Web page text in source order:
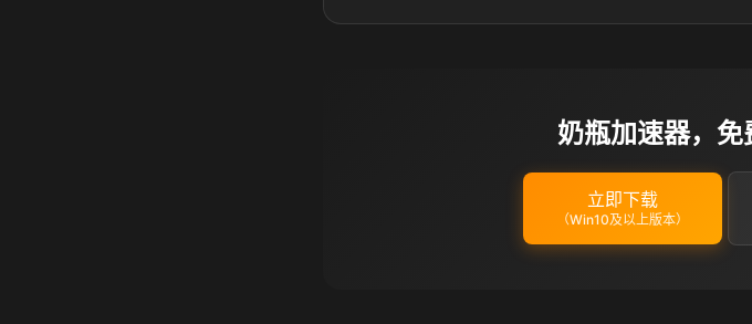
奶瓶加速器，
立即下载
（Win10及以上版本）